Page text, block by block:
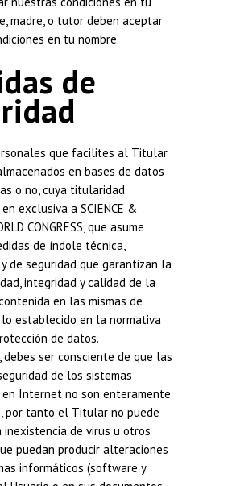
madre, o tutor deben aceptar
en tu nombre.
de
que facilites al Titular
en bases de datos
o no, cuya titularidad
exclusiva a SCIENCE &
CONGRESS, que asume
de índole técnica,
de seguridad que garantizan la
integridad y calidad de la
en las mismas de
establecido en la normativa
de datos.
debes ser consciente de que las
de los sistemas
Internet no son enteramente
por tanto el Titular no puede
de virus u otros
puedan producir alteraciones
informáticos (software y